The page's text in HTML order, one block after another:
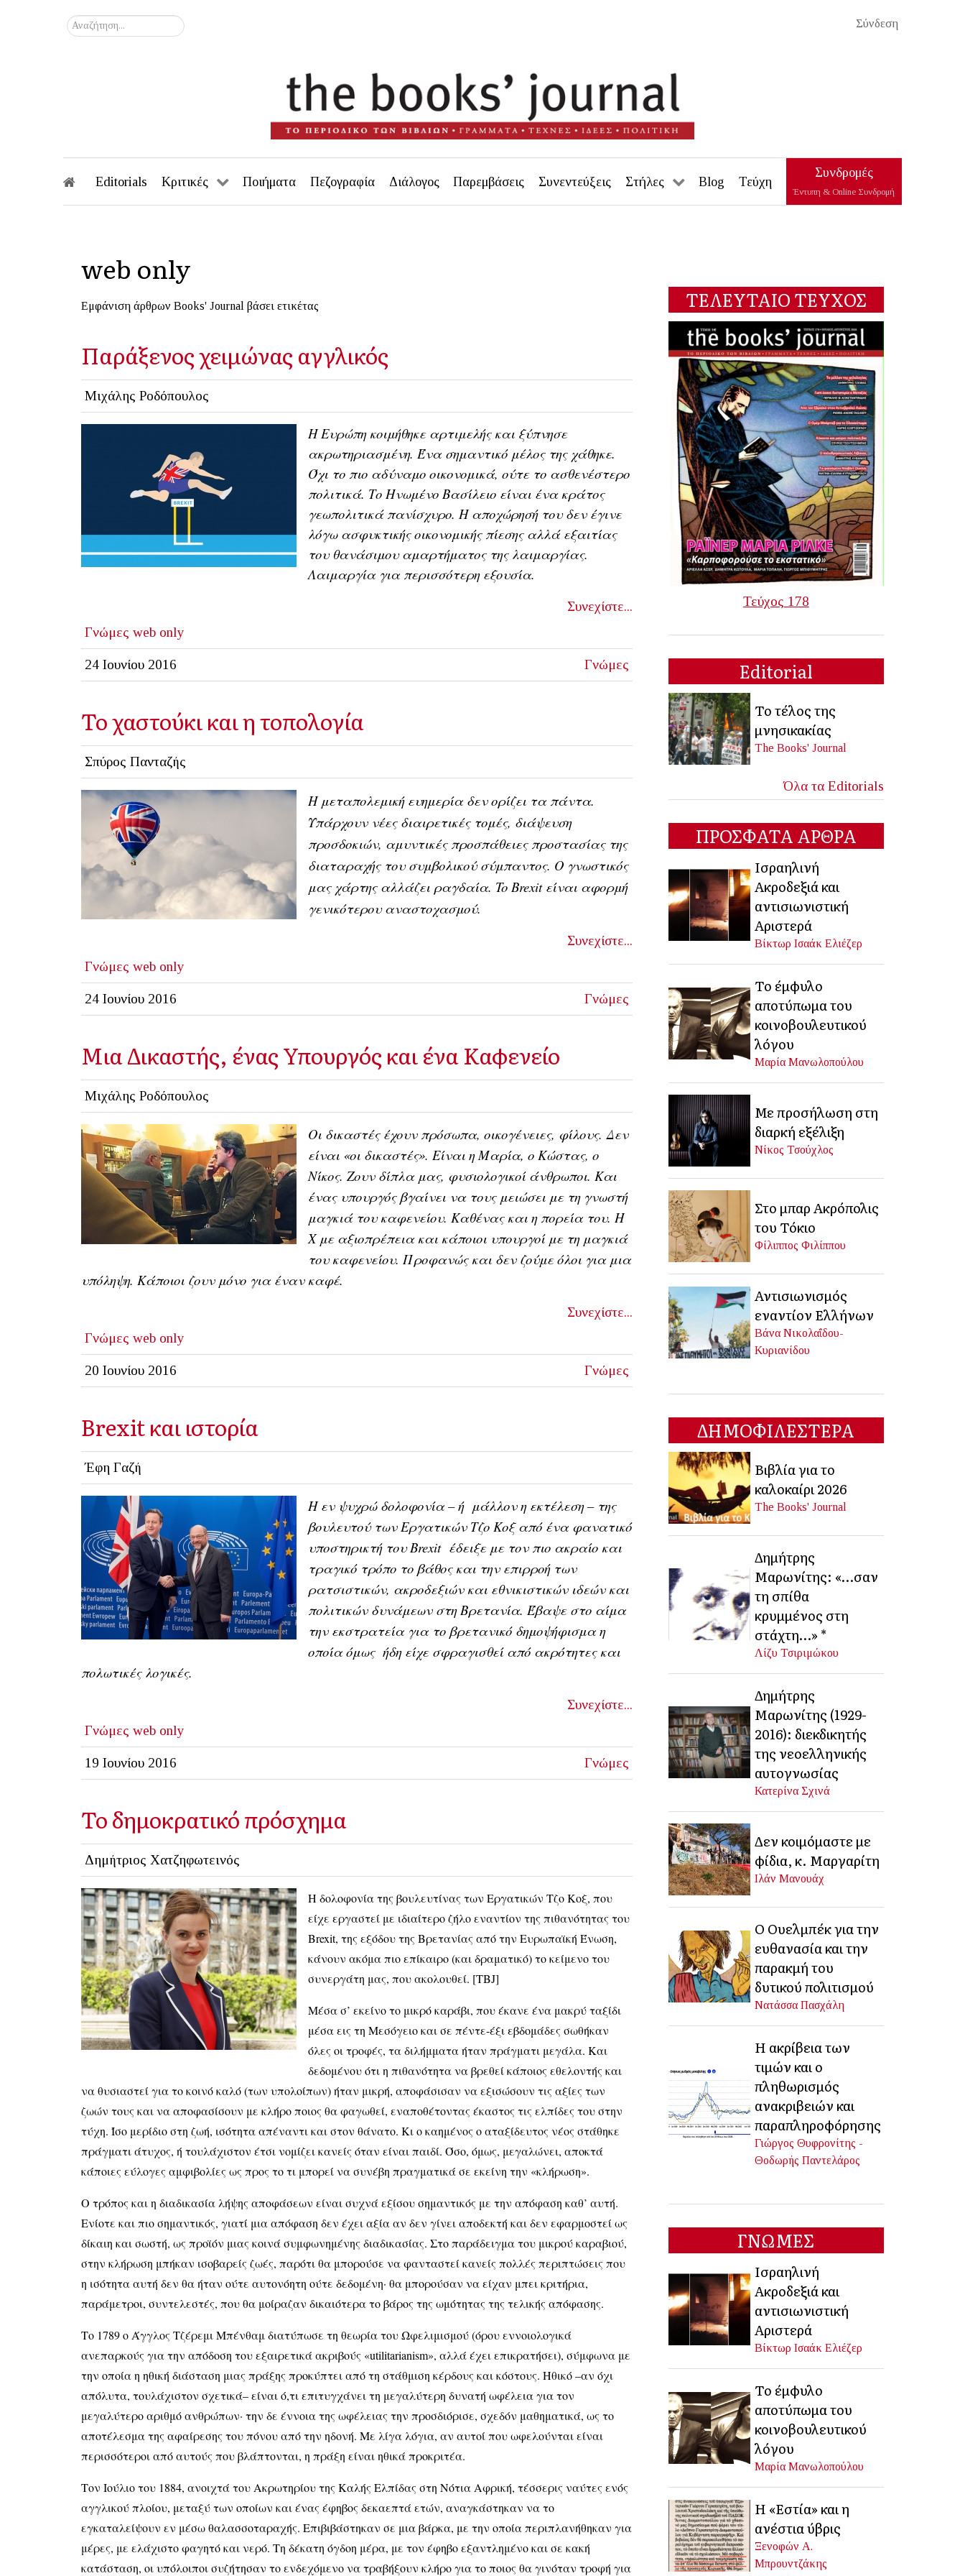
Σύνδεση
Αναζήτηση...
Editorials Κριτικές Ποιήματα Πεζογραφία Διάλογος Παρεμβάσεις Συνεντεύξεις Στήλες Blog Τεύχη
Συνδρομές
Έντυπη & Online Συνδρομή
web only
Εμφάνιση άρθρων Books' Journal βάσει ετικέτας
Παράξενος χειμώνας αγγλικός
Μιχάλης Ροδόπουλος
Η Ευρώπη κοιμήθηκε αρτιμελής και ξύπνησε
ακρωτηριασμένη. Ένα σημαντικό μέλος της χάθηκε.
Όχι το πιο αδύναμο οικονομικά, ούτε το ασθενέστερο
πολιτικά. Το Ηνωμένο Βασίλειο είναι ένα κράτος
γεωπολιτικά πανίσχυρο. Η αποχώρησή του δεν έγινε
λόγω ασφυκτικής οικονομικής πίεσης αλλά εξαιτίας
του θανάσιμου αμαρτήματος της λαιμαργίας.
Λαιμαργία για περισσότερη εξουσία.
Συνεχίστε...
Γνώμες web only
24 Ιουνίου 2016 Γνώμες
Το χαστούκι και η τοπολογία
Σπύρος Πανταζής
Η μεταπολεμική ευημερία δεν ορίζει τα πάντα.
Υπάρχουν νέες διαιρετικές τομές, διάψευση
προσδοκιών, αμυντικές προσπάθειες προστασίας της
διαταραχής του συμβολικού σύμπαντος. Ο γνωστικός
μας χάρτης αλλάζει ραγδαία. To Brexit είναι αφορμή
γενικότερου αναστοχασμού.
Συνεχίστε...
Γνώμες web only
24 Ιουνίου 2016 Γνώμες
Μια Δικαστής, ένας Υπουργός και ένα Καφενείο
Μιχάλης Ροδόπουλος
Oι δικαστές έχουν πρόσωπα, οικογένειες, φίλους. Δεν
είναι «οι δικαστές». Είναι η Μαρία, ο Κώστας, ο
Νίκος. Ζουν δίπλα μας, φυσιολογικοί άνθρωποι. Και
ένας υπουργός βγαίνει να τους μειώσει με τη γνωστή
μαγκιά του καφενείου. Καθένας και η πορεία του. Η
Χ με αξιοπρέπεια και κάποιοι υπουργοί με τη μαγκιά
του καφενείου. Προφανώς και δεν ζούμε όλοι για μια
υπόληψη. Κάποιοι ζουν μόνο για έναν καφέ.
Συνεχίστε...
Γνώμες web only
20 Ιουνίου 2016 Γνώμες
Brexit και ιστορία
Έφη Γαζή
Η εν ψυχρώ δολοφονία – ή μάλλον η εκτέλεση – της
βουλευτού των Εργατικών Τζo Κοξ από ένα φανατικό
υποστηρικτή του Brexit έδειξε με τον πιο ακραίο και
τραγικό τρόπο το βάθος και την επιρροή των
ρατσιστικών, ακροδεξιών και εθνικιστικών ιδεών και
πολιτικών δυνάμεων στη Βρετανία. Έβαψε στο αίμα
την εκστρατεία για το βρετανικό δημοψήφισμα η
οποία όμως ήδη είχε σφραγισθεί από ακρότητες και
πολωτικές λογικές.
Συνεχίστε...
Γνώμες web only
19 Ιουνίου 2016 Γνώμες
Το δημοκρατικό πρόσχημα
Δημήτριος Χατζηφωτεινός
Η δολοφονία της βουλευτίνας των Εργατικών Τζο Κοξ, που
είχε εργαστεί με ιδιαίτερο ζήλο εναντίον της πιθανότητας του
Brexit, της εξόδου της Βρετανίας από την Ευρωπαϊκή Ένωση,
κάνουν ακόμα πιο επίκαιρο (και δραματικό) το κείμενο του
συνεργάτη μας, που ακολουθεί. [ΤΒJ]
Μέσα σ’ εκείνο το μικρό καράβι, που έκανε ένα μακρύ ταξίδι
μέσα εις τη Μεσόγειο και σε πέντε-έξι εβδομάδες σωθήκαν
όλες οι τροφές, τα διλήμματα ήταν πράγματι μεγάλα. Και
δεδομένου ότι η πιθανότητα να βρεθεί κάποιος εθελοντής και
να θυσιαστεί για το κοινό καλό (των υπολοίπων) ήταν μικρή, αποφάσισαν να εξισώσουν τις αξίες των
ζωών τους και να αποφασίσουν με κλήρο ποιος θα φαγωθεί, εναποθέτοντας έκαστος τις ελπίδες του στην
τύχη. Ίσο μερίδιο στη ζωή, ισότητα απέναντι και στον θάνατο. Κι ο καημένος ο αταξίδευτος νέος στάθηκε
πράγματι άτυχος, ή τουλάχιστον έτσι νομίζει κανείς όταν είναι παιδί. Όσο, όμως, μεγαλώνει, αποκτά
κάποιες εύλογες αμφιβολίες ως προς το τι μπορεί να συνέβη πραγματικά σε εκείνη την «κλήρωση».
Ο τρόπος και η διαδικασία λήψης αποφάσεων είναι συχνά εξίσου σημαντικός με την απόφαση καθ’ αυτή.
Ενίοτε και πιο σημαντικός, γιατί μια απόφαση δεν έχει αξία αν δεν γίνει αποδεκτή και δεν εφαρμοστεί ως
δίκαιη και σωστή, ως προϊόν μιας κοινά συμφωνημένης διαδικασίας. Στο παράδειγμα του μικρού καραβιού,
στην κλήρωση μπήκαν ισοβαρείς ζωές, παρότι θα μπορούσε να φανταστεί κανείς πολλές περιπτώσεις που
η ισότητα αυτή δεν θα ήταν ούτε αυτονόητη ούτε δεδομένη· θα μπορούσαν να είχαν μπει κριτήρια,
παράμετροι, συντελεστές, που θα μοίραζαν δικαιότερα το βάρος της ωμότητας της τελικής απόφασης.
Το 1789 ο Άγγλος Τζέρεμι Μπένθαμ διατύπωσε τη θεωρία του Ωφελιμισμού (όρου εννοιολογικά
ανεπαρκούς για την απόδοση του εξαιρετικά ακριβούς «utilitarianism», αλλά έχει επικρατήσει), σύμφωνα με
την οποία η ηθική διάσταση μιας πράξης προκύπτει από τη στάθμιση κέρδους και κόστους. Ηθικό –αν όχι
απόλυτα, τουλάχιστον σχετικά– είναι ό,τι επιτυγχάνει τη μεγαλύτερη δυνατή ωφέλεια για τον
μεγαλύτερο αριθμό ανθρώπων· την δε έννοια της ωφέλειας την προσδιόρισε, σχεδόν μαθηματικά, ως το
αποτέλεσμα της αφαίρεσης του πόνου από την ηδονή. Με λίγα λόγια, αν αυτοί που ωφελούνται είναι
περισσότεροι από αυτούς που βλάπτονται, η πράξη είναι ηθικά προκριτέα.
Τον Ιούλιο του 1884, ανοιχτά του Ακρωτηρίου της Καλής Ελπίδας στη Νότια Αφρική, τέσσερις ναύτες ενός
αγγλικού πλοίου, μεταξύ των οποίων και ένας έφηβος δεκαεπτά ετών, αναγκάστηκαν να το
εγκαταλείψουν εν μέσω θαλασσοταραχής. Επιβιβάστηκαν σε μια βάρκα, με την οποία περιπλανήθηκαν για
μέρες, με ελάχιστο φαγητό και νερό. Τη δέκατη όγδοη μέρα, με τον έφηβο εξαντλημένο και σε κακή
κατάσταση, οι υπόλοιποι συζήτησαν το ενδεχόμενο να τραβήξουν κλήρο για το ποιος θα γινόταν τροφή για
ΤΕΛΕΥΤΑΙΟ ΤΕΥΧΟΣ
Τεύχος 178
Editorial
Το τέλος της
μνησικακίας
The Books' Journal
Όλα τα Editorials
ΠΡΟΣΦΑΤΑ ΑΡΘΡΑ
Ισραηλινή
Ακροδεξιά και
αντισιωνιστική
Αριστερά
Βίκτωρ Ισαάκ Ελιέζερ
Το έμφυλο
αποτύπωμα του
κοινοβουλευτικού
λόγου
Μαρία Μανωλοπούλου
Με προσήλωση στη
διαρκή εξέλιξη
Νίκος Τσούχλος
Στο μπαρ Ακρόπολις
του Τόκιο
Φίλιππος Φιλίππου
Αντισιωνισμός
εναντίον Ελλήνων
Βάνα Νικολαΐδου-
Κυριανίδου
ΔΗΜΟΦΙΛΕΣΤΕΡΑ
Βιβλία για το
καλοκαίρι 2026
The Books' Journal
Δημήτρης
Μαρωνίτης: «…σαν
τη σπίθα
κρυμμένος στη
στάχτη…» *
Λίζυ Τσιριμώκου
Δημήτρης
Μαρωνίτης (1929-
2016): διεκδικητής
της νεοελληνικής
αυτογνωσίας
Κατερίνα Σχινά
Δεν κοιμόμαστε με
φίδια, κ. Μαργαρίτη
Ιλάν Μανουάχ
Ο Ουελμπέκ για την
ευθανασία και την
παρακμή του
δυτικού πολιτισμού
Νατάσσα Πασχάλη
Η ακρίβεια των
τιμών και ο
πληθωρισμός
ανακριβειών και
παραπληροφόρησης
Γιώργος Θυφρονίτης -
Θοδωρής Παντελάρος
ΓΝΩΜΕΣ
Ισραηλινή
Ακροδεξιά και
αντισιωνιστική
Αριστερά
Βίκτωρ Ισαάκ Ελιέζερ
Το έμφυλο
αποτύπωμα του
κοινοβουλευτικού
λόγου
Μαρία Μανωλοπούλου
Η «Εστία» και η
ανέστια ύβρις
Ξενοφών Α.
Μπρουντζάκης